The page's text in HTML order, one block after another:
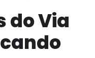
do Via